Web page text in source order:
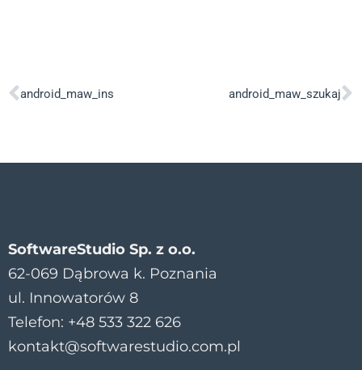
android_maw_ins android_maw_szukaj
SoftwareStudio Sp. z o.o.
62-069 Dąbrowa k. Poznania
ul. Innowatorów 8
Telefon: +48 533 322 626
kontakt@softwarestudio.com.pl